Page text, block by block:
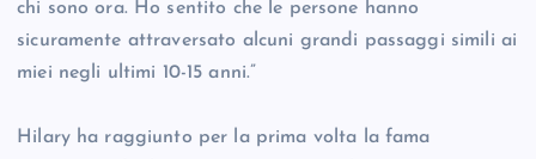
chi sono ora. Ho sentito che le persone hanno
sicuramente attraversato alcuni grandi passaggi simili ai
miei negli ultimi 10-15 anni.”
Hilary ha raggiunto per la prima volta la fama